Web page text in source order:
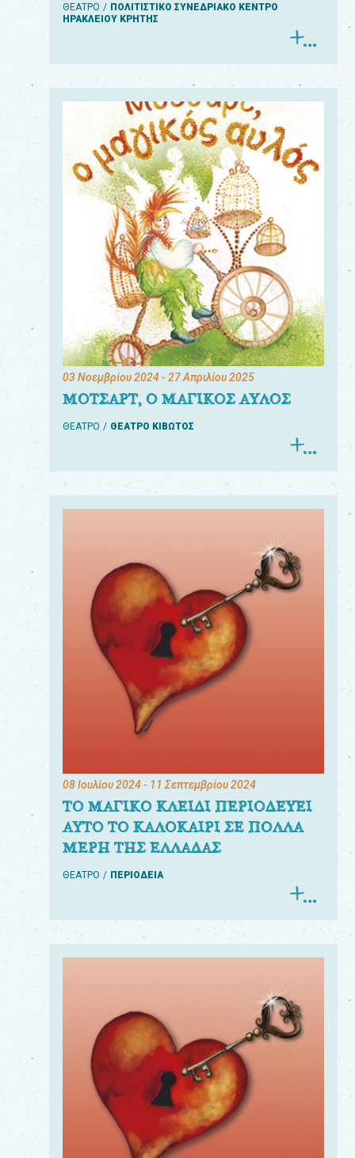
ΘΕΑΤΡΟ
ΠΟΛΙΤΙΣΤΙΚΟ ΣΥΝΕΔΡΙΑΚΟ ΚΕΝΤΡΟ
ΗΡΑΚΛΕΙΟΥ ΚΡΗΤΗΣ
03 Νοεμβρίου 2024- 27 Απριλίου 2025
ΜΟΤΣΑΡΤ, Ο ΜΑΓΙΚΟΣ ΑΥΛΟΣ
ΘΕΑΤΡΟ ΘΕΑΤΡΟ ΚΙΒΩΤΟΣ
08 Ιουλίου 2024- 11 Σεπτεμβρίου 2024
ΤΟ ΜΑΓΙΚΟ ΚΛΕΙΔΙ ΠΕΡΙΟΔΕΥΕΙ
ΑΥΤΟ ΤΟ ΚΑΛΟΚΑΙΡΙ ΣΕ ΠΟΛΛΑ
ΜΕΡΗ ΤΗΣ ΕΛΛΑΔΑΣ
ΘΕΑΤΡΟ ΠΕΡΙΟΔΕΙΑ